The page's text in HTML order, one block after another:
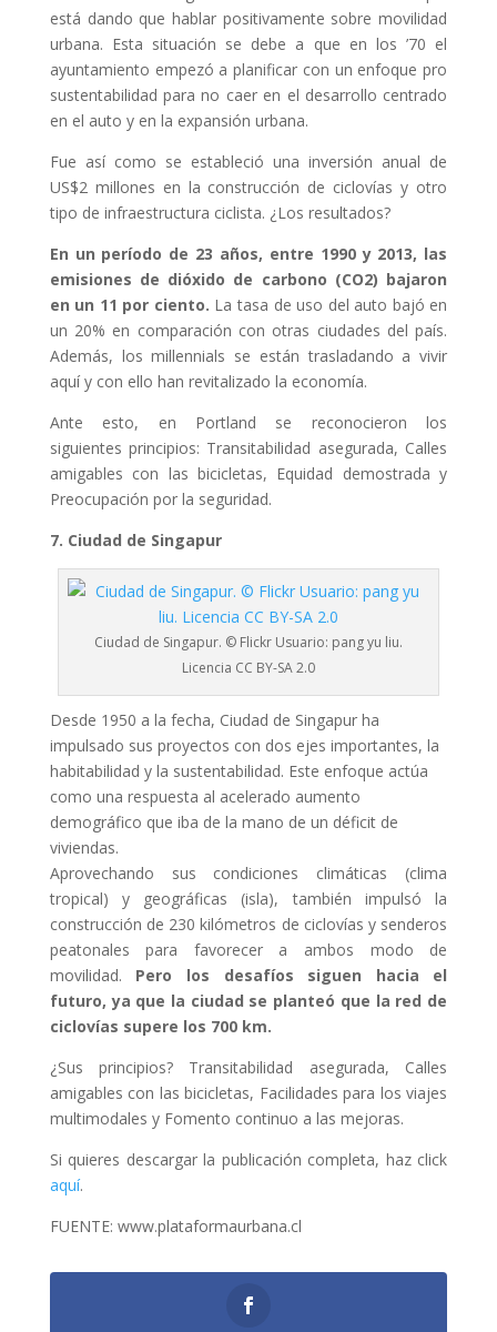
está dando que hablar positivamente sobre movilidad
urbana. Esta situación se debe a que en los ’70 el
ayuntamiento empezó a planificar con un enfoque pro
sustentabilidad para no caer en el desarrollo centrado
en el auto y en la expansión urbana.
Fue así como se estableció una inversión anual de
US$2 millones en la construcción de ciclovías y otro
tipo de infraestructura ciclista. ¿Los resultados?
En un período de 23 años, entre 1990 y 2013, las
emisiones de dióxido de carbono (CO2) bajaron
en un 11 por ciento. La tasa de uso del auto bajó en
un 20% en comparación con otras ciudades del país.
Además, los millennials se están trasladando a vivir
aquí y con ello han revitalizado la economía.
Ante esto, en Portland se reconocieron los
siguientes principios: Transitabilidad asegurada, Calles
amigables con las bicicletas, Equidad demostrada y
Preocupación por la seguridad.
7. Ciudad de Singapur
Ciudad de Singapur. © Flickr Usuario: pang yu liu.
Licencia CC BY-SA 2.0
Desde 1950 a la fecha, Ciudad de Singapur ha
impulsado sus proyectos con dos ejes importantes, la
habitabilidad y la sustentabilidad. Este enfoque actúa
como una respuesta al acelerado aumento
demográfico que iba de la mano de un déficit de
viviendas.
Aprovechando sus condiciones climáticas (clima
tropical) y geográficas (isla), también impulsó la
construcción de 230 kilómetros de ciclovías y senderos
peatonales para favorecer a ambos modo de
movilidad. Pero los desafíos siguen hacia el
futuro, ya que la ciudad se planteó que la red de
ciclovías supere los 700 km.
¿Sus principios? Transitabilidad asegurada, Calles
amigables con las bicicletas, Facilidades para los viajes
multimodales y Fomento continuo a las mejoras.
Si quieres descargar la publicación completa, haz click
aquí.
FUENTE: www.plataformaurbana.cl